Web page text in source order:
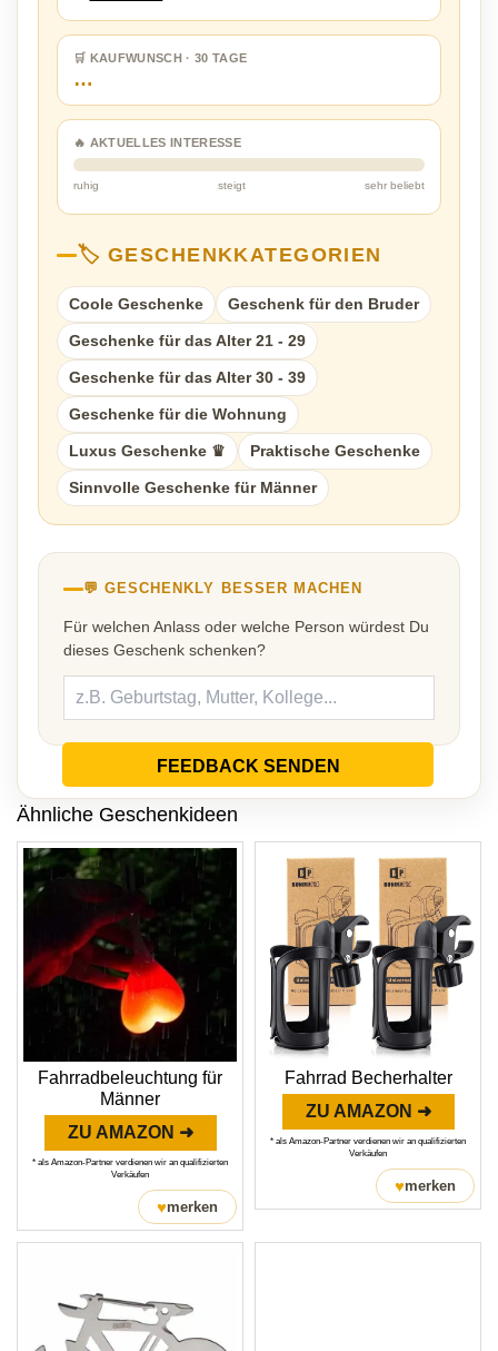
🛒 KAUFWUNSCH · 30 TAGE
…
🔥 AKTUELLES INTERESSE
ruhig steigt sehr beliebt
🏷️ GESCHENKKATEGORIEN
Coole Geschenke Geschenk für den Bruder
Geschenke für das Alter 21 - 29
Geschenke für das Alter 30 - 39
Geschenke für die Wohnung
Luxus Geschenke ♛ Praktische Geschenke
Sinnvolle Geschenke für Männer
💬 GESCHENKLY BESSER MACHEN
Für welchen Anlass oder welche Person würdest Du
dieses Geschenk schenken?
FEEDBACK SENDEN
Ähnliche Geschenkideen
Fahrradbeleuchtung für
Männer
ZU AMAZON ➜
* als Amazon-Partner verdienen wir an qualifizierten
Verkäufen
♥merken
Fahrrad Becherhalter
ZU AMAZON ➜
* als Amazon-Partner verdienen wir an qualifizierten
Verkäufen
♥merken